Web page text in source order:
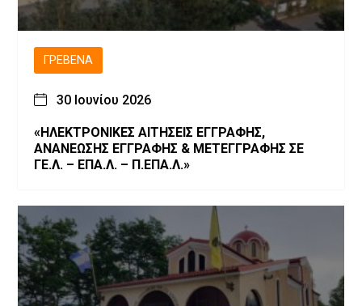
ΓΡΕΒΕΝΆ
30 Ιουνίου 2026
«ΗΛΕΚΤΡΟΝΙΚΕΣ ΑΙΤΗΣΕΙΣ ΕΓΓΡΑΦΗΣ,
ΑΝΑΝΕΩΣΗΣ ΕΓΓΡΑΦΗΣ & ΜΕΤΕΓΓΡΑΦΗΣ ΣΕ
ΓΕ.Λ. – ΕΠΑ.Λ. – Π.ΕΠΑ.Λ.»